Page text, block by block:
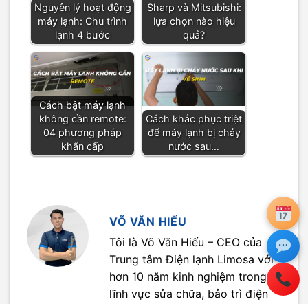
Nguyên lý hoạt động
máy lạnh: Chu trình
lạnh 4 bước
Sharp và Mitsubishi:
lựa chọn nào hiệu
quả?
Cách bật máy lạnh
không cần remote:
04 phương pháp
khẩn cấp
Cách khắc phục triệt
để máy lạnh bị chảy
nước sau…
VÕ VĂN HIẾU
Tôi là Võ Văn Hiếu – CEO của
Trung tâm Điện lạnh Limosa với
hơn 10 năm kinh nghiệm trong
lĩnh vực sửa chữa, bảo trì điện